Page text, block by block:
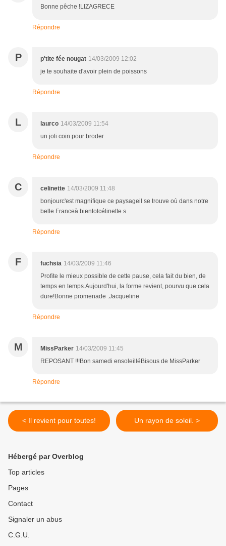
Bonne pêche !LIZAGRECE
Répondre
P p'tite fée nougat 14/03/2009 12:02
je te souhaite d'avoir plein de poissons
Répondre
L laurco 14/03/2009 11:54
un joli coin pour broder
Répondre
C celinette 14/03/2009 11:48
bonjourc'est magnifique ce paysageil se trouve où dans notre
belle Franceà bientotcélinette s
Répondre
F fuchsia 14/03/2009 11:46
Profite le mieux possible de cette pause, cela fait du bien, de
temps en temps.Aujourd'hui, la forme revient, pourvu que cela
dure!Bonne promenade .Jacqueline
Répondre
M MissParker 14/03/2009 11:45
REPOSANT !!!Bon samedi ensoleilléBisous de MissParker
Répondre
< Il revient pour toutes! Un rayon de soleil. >
Hébergé par Overblog
Top articles
Pages
Contact
Signaler un abus
C.G.U.